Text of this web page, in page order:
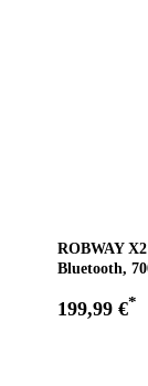
ROBWAY
Bluetooth,
199,99 €*